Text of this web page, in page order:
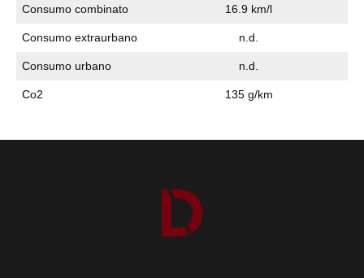
Consumo combinato 16.9 km/l
Consumo extraurbano n.d.
Consumo urbano n.d.
Co2 135 g/km